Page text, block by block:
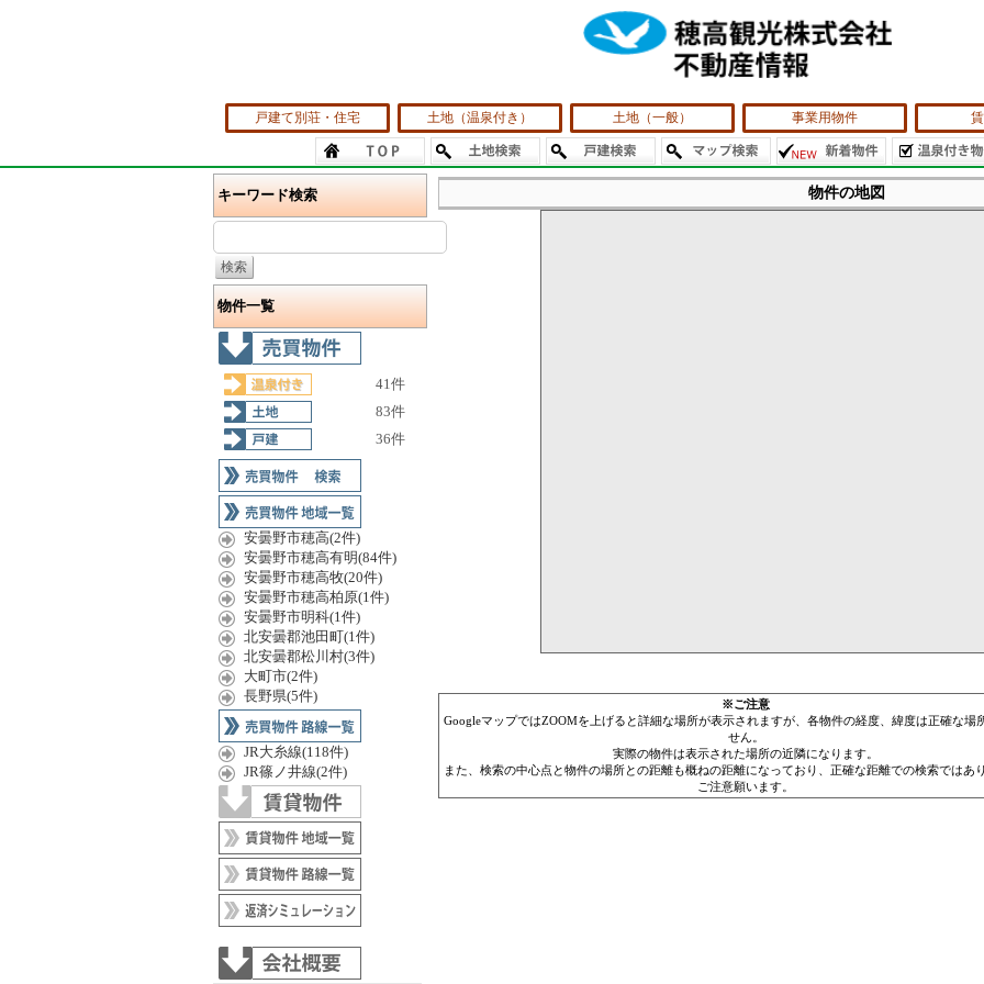
戸建て別荘・住宅 土地（温泉付き） 土地（一般） 事業用物件
キーワード検索
物件一覧
41件
83件
36件
安曇野市穂高(2件)
安曇野市穂高有明(84件)
安曇野市穂高牧(20件)
安曇野市穂高柏原(1件)
安曇野市明科(1件)
北安曇郡池田町(1件)
北安曇郡松川村(3件)
大町市(2件)
長野県(5件)
JR大糸線(118件)
JR篠ノ井線(2件)
物件の地図
※ご注意
GoogleマップではZOOMを上げると詳細な場所が表示されますが、各物件の経度、緯度は正確な場
せん。
実際の物件は表示された場所の近隣になります。
また、検索の中心点と物件の場所との距離も概ねの距離になっており、正確な距離での検索ではあ
ご注意願います。